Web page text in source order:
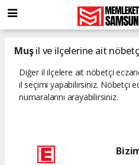
Muşil ve ilçelerine ait
Diğer il ilçelere ait nöbetçi
il seçimi yapabilirsiniz. Nöbetçi
numaralarını arayabilirsiniz.